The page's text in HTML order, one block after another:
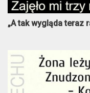
„A tak wygląda teraz